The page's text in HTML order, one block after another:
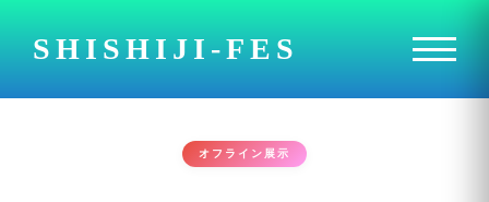
SHISHIJI-FES
オフライン展示